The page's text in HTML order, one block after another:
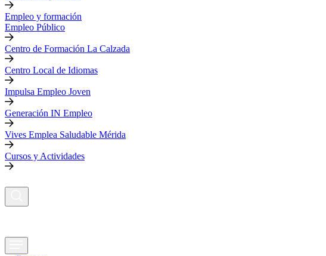
Empleo y formación
Empleo Público
Centro de Formación La Calzada
Centro Local de Idiomas
Impulsa Empleo Joven
Generación IN Empleo
Vives Emplea Saludable Mérida
Cursos y Actividades